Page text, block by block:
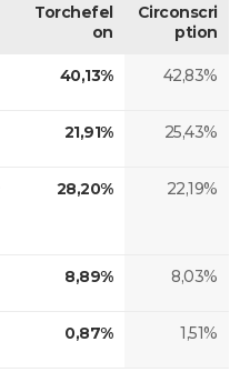
Torchefel
on
Circonscri
ption
40,13% 42,83%
21,91% 25,43%
28,20% 22,19%
8,89% 8,03%
0,87% 1,51%